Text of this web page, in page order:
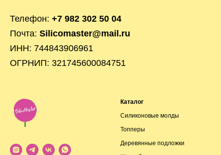
Телефон: +7 982 302 50 04
Почта: Silicomaster@mail.ru
ИНН: 744843906961
ОГРНИП: 321745600084751
Каталог
Силиконовые молды
Топперы
Деревянные подложки